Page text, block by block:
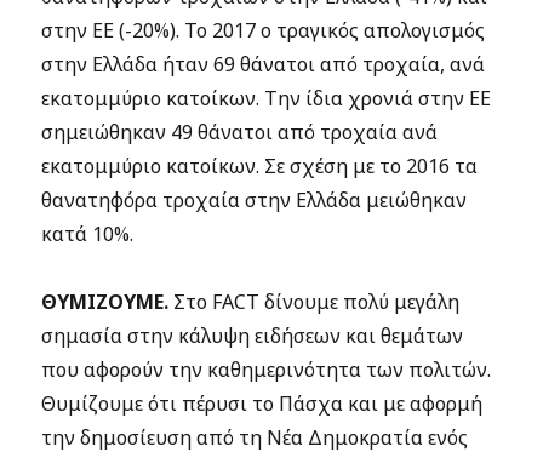
στην ΕΕ (-20%). Το 2017 ο τραγικός απολογισμός
στην Ελλάδα ήταν 69 θάνατοι από τροχαία, ανά
εκατομμύριο κατοίκων. Την ίδια χρονιά στην ΕΕ
σημειώθηκαν 49 θάνατοι από τροχαία ανά
εκατομμύριο κατοίκων. Σε σχέση με το 2016 τα
θανατηφόρα τροχαία στην Ελλάδα μειώθηκαν
κατά 10%.
ΘΥΜΙΖΟΥΜΕ. Στο FACT δίνουμε πολύ μεγάλη
σημασία στην κάλυψη ειδήσεων και θεμάτων
που αφορούν την καθημερινότητα των πολιτών.
Θυμίζουμε ότι πέρυσι το Πάσχα και με αφορμή
την δημοσίευση από τη Νέα Δημοκρατία ενός